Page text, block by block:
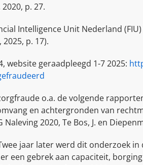
p. 27.
Intelligence Unit Nederland
2025, p. 17).
website geraadpleegd 1-7 2025:
o.a. de volgende
en achtergronden van
2020, Te Bos, J. en
jaar later werd dit onderzoek
een gebrek aan capaciteit,